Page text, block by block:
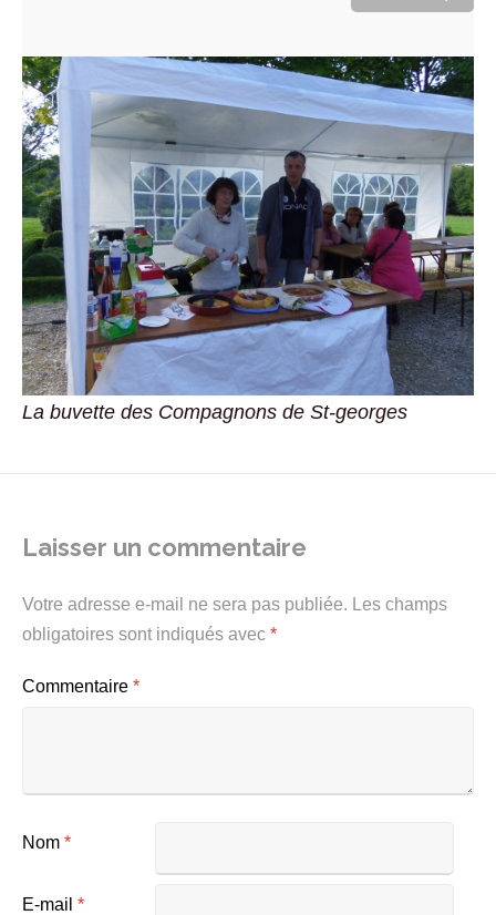
La buvette des Compagnons de St-georges
Laisser un commentaire
Votre adresse e-mail ne sera pas publiée. Les champs
obligatoires sont indiqués avec *
Commentaire *
Nom *
E-mail *